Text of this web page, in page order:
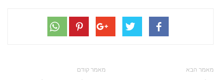
מאמר קודם מאמר הבא